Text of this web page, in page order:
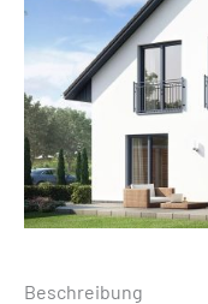
Beschreibung